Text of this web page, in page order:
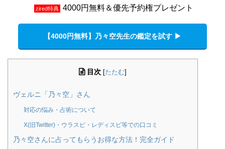
zired特典 4000円無料＆優先予約権プレゼント
【4000円無料】乃々空先生の鑑定を試す ▶︎
目次 [たたむ]
ヴェルニ「乃々空」さん
対応の悩み・占術について
X(旧Twitter)・ウラスピ・レディスピ等での口コミ
乃々空さんに占ってもらうお得な方法！完全ガイド